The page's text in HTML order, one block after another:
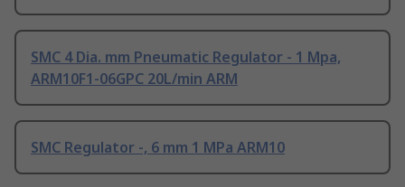
SMC 4 Dia. mm Pneumatic Regulator - 1 Mpa,
ARM10F1-06GPC 20L/min ARM
SMC Regulator -, 6 mm 1 MPa ARM10